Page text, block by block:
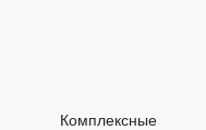
Комплексные